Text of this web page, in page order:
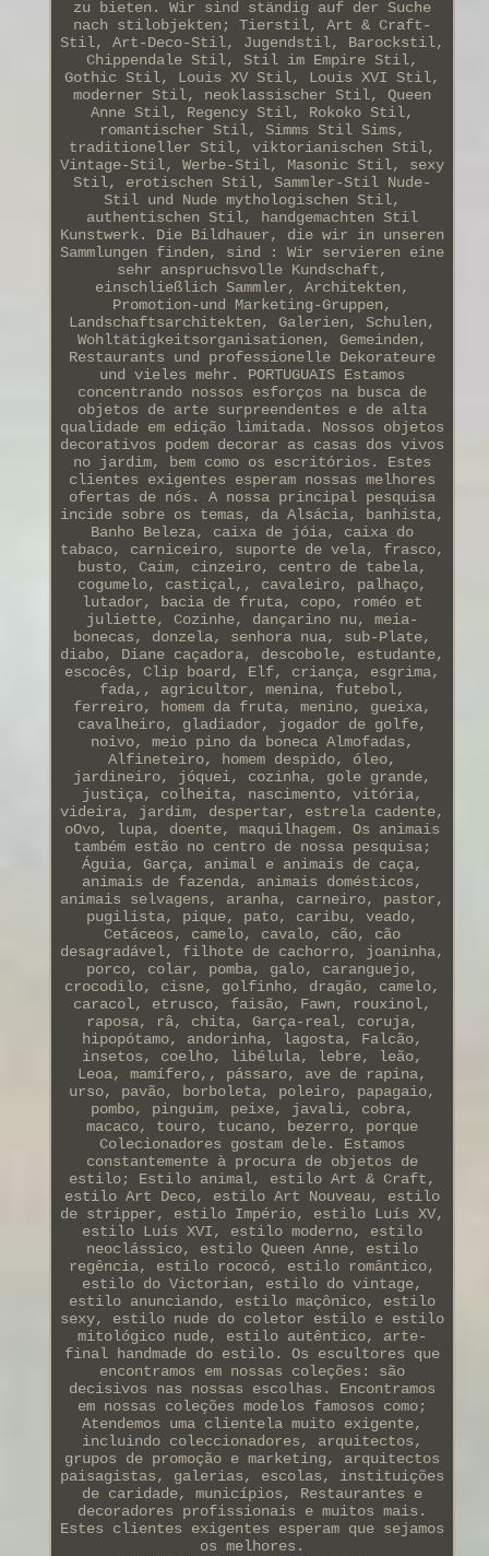
zu bieten. Wir sind ständig auf der Suche
nach stilobjekten; Tierstil, Art & Craft-
Stil, Art-Deco-Stil, Jugendstil, Barockstil,
Chippendale Stil, Stil im Empire Stil,
Gothic Stil, Louis XV Stil, Louis XVI Stil,
moderner Stil, neoklassischer Stil, Queen
Anne Stil, Regency Stil, Rokoko Stil,
romantischer Stil, Simms Stil Sims,
traditioneller Stil, viktorianischen Stil,
Vintage-Stil, Werbe-Stil, Masonic Stil, sexy
Stil, erotischen Stil, Sammler-Stil Nude-
Stil und Nude mythologischen Stil,
authentischen Stil, handgemachten Stil
Kunstwerk. Die Bildhauer, die wir in unseren
Sammlungen finden, sind : Wir servieren eine
sehr anspruchsvolle Kundschaft,
einschließlich Sammler, Architekten,
Promotion-und Marketing-Gruppen,
Landschaftsarchitekten, Galerien, Schulen,
Wohltätigkeitsorganisationen, Gemeinden,
Restaurants und professionelle Dekorateure
und vieles mehr. PORTUGUAIS Estamos
concentrando nossos esforços na busca de
objetos de arte surpreendentes e de alta
qualidade em edição limitada. Nossos objetos
decorativos podem decorar as casas dos vivos
no jardim, bem como os escritórios. Estes
clientes exigentes esperam nossas melhores
ofertas de nós. A nossa principal pesquisa
incide sobre os temas, da Alsácia, banhista,
Banho Beleza, caixa de jóia, caixa do
tabaco, carniceiro, suporte de vela, frasco,
busto, Caim, cinzeiro, centro de tabela,
cogumelo, castiçal,, cavaleiro, palhaço,
lutador, bacia de fruta, copo, roméo et
juliette, Cozinhe, dançarino nu, meia-
bonecas, donzela, senhora nua, sub-Plate,
diabo, Diane caçadora, descobole, estudante,
escocês, Clip board, Elf, criança, esgrima,
fada,, agricultor, menina, futebol,
ferreiro, homem da fruta, menino, gueixa,
cavalheiro, gladiador, jogador de golfe,
noivo, meio pino da boneca Almofadas,
Alfineteiro, homem despido, óleo,
jardineiro, jóquei, cozinha, gole grande,
justiça, colheita, nascimento, vitória,
videira, jardim, despertar, estrela cadente,
oOvo, lupa, doente, maquilhagem. Os animais
também estão no centro de nossa pesquisa;
Águia, Garça, animal e animais de caça,
animais de fazenda, animais domésticos,
animais selvagens, aranha, carneiro, pastor,
pugilista, pique, pato, caribu, veado,
Cetáceos, camelo, cavalo, cão, cão
desagradável, filhote de cachorro, joaninha,
porco, colar, pomba, galo, caranguejo,
crocodilo, cisne, golfinho, dragão, camelo,
caracol, etrusco, faisão, Fawn, rouxinol,
raposa, râ, chita, Garça-real, coruja,
hipopótamo, andorinha, lagosta, Falcão,
insetos, coelho, libélula, lebre, leão,
Leoa, mamífero,, pássaro, ave de rapina,
urso, pavão, borboleta, poleiro, papagaio,
pombo, pinguim, peixe, javali, cobra,
macaco, touro, tucano, bezerro, porque
Colecionadores gostam dele. Estamos
constantemente à procura de objetos de
estilo; Estilo animal, estilo Art & Craft,
estilo Art Deco, estilo Art Nouveau, estilo
de stripper, estilo Império, estilo Luís XV,
estilo Luís XVI, estilo moderno, estilo
neoclássico, estilo Queen Anne, estilo
regência, estilo rococó, estilo romântico,
estilo do Victorian, estilo do vintage,
estilo anunciando, estilo maçônico, estilo
sexy, estilo nude do coletor estilo e estilo
mitológico nude, estilo autêntico, arte-
final handmade do estilo. Os escultores que
encontramos em nossas coleções: são
decisivos nas nossas escolhas. Encontramos
em nossas coleções modelos famosos como;
Atendemos uma clientela muito exigente,
incluindo coleccionadores, arquitectos,
grupos de promoção e marketing, arquitectos
paisagistas, galerias, escolas, instituições
de caridade, municípios, Restaurantes e
decoradores profissionais e muitos mais.
Estes clientes exigentes esperam que sejamos
os melhores.